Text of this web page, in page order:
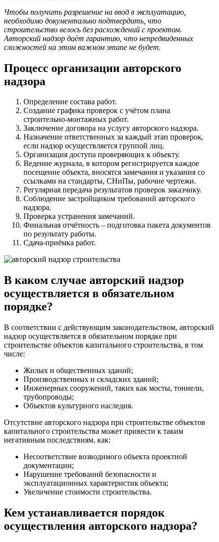
Чтобы получить разрешение на ввод в эксплуатацию,
необходимо документально подтвердить, что
строительство велось без расхождений с проектом.
Авторский надзор даёт гарантию, что непредвиденных
сложностей на этом важном этапе не будет.
Процесс организации авторского
надзора
Определение состава работ.
Создание графика проверок с учётом плана
строительно-монтажных работ.
Заключение договора на услугу авторского надзора.
Назначение ответственных за каждый этап проверок,
если надзор осуществляется группой лиц.
Организация доступа проверяющих к объекту.
Ведение журнала, в котором регистрируется каждое
посещение объекта, вносятся замечания и указания со
ссылками на стандарты, СНиПы, рабочие чертежи.
Регулярная передача результатов проверок заказчику.
Соблюдение застройщиком требований авторского
надзора.
Проверка устранения замечаний.
Финальная отчётность – подготовка пакета документов
по результату работы.
Сдача-приёмка работ.
В каком случае авторский надзор
осуществляется в обязательном
порядке?
В соответствии с действующим законодательством, авторский
надзор осуществляется в обязательном порядке при
строительстве объектов капитального строительства, в том
числе:
Жилых и общественных зданий;
Производственных и складских зданий;
Инженерных сооружений, таких как мосты, тоннели,
трубопроводы;
Объектов культурного наследия.
Отсутствие авторского надзора при строительстве объектов
капитального строительства может привести к таким
негативным последствиям, как:
Несоответствие возводимого объекта проектной
документации;
Нарушение требований безопасности и
эксплуатационных характеристик объекта;
Увеличение стоимости строительства.
Кем устанавливается порядок
осуществления авторского надзора?